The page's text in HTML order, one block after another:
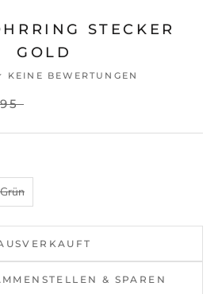
STECKER
GOLD
KEINE BEWERTUNGEN
Grün
& SPAREN